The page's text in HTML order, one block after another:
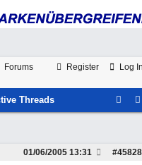
Register Log
Forums
Threads
#45828
01/06/2005 13:31